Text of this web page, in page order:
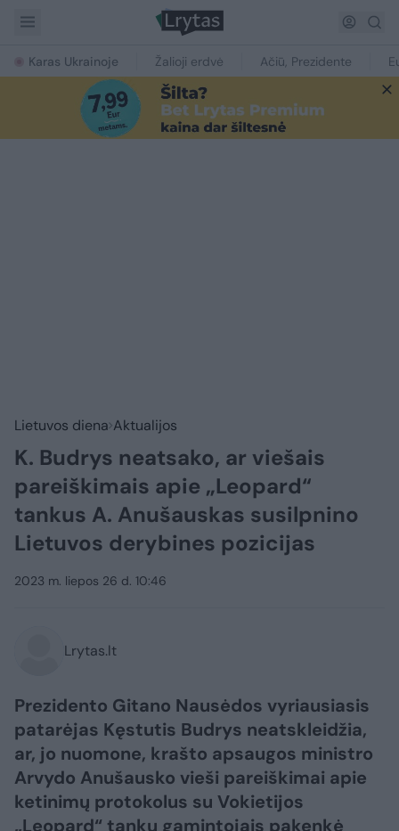
Karas Ukrainoje Žalioji erdvė Ačiū, Prezidente
Lietuvos diena Aktualijos
K. Budrys neatsako, ar viešais
pareiškimais apie „Leopard“
tankus A. Anušauskas susilpnino
Lietuvos derybines pozicijas
2023 m. liepos 26 d. 10:46
Lrytas.lt
Prezidento Gitano Nausėdos vyriausiasis
patarėjas Kęstutis Budrys neatskleidžia,
ar, jo nuomone, krašto apsaugos ministro
Arvydo Anušausko vieši pareiškimai apie
ketinimų protokolus su Vokietijos
„Leopard“ tankų gamintojais pakenkė